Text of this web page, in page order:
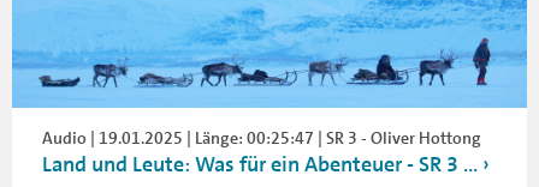
Audio | 19.01.2025 | Länge: 00:25:47 | SR 3 - Oliver Hottong
Land und Leute: Was für ein Abenteuer - SR 3 ...